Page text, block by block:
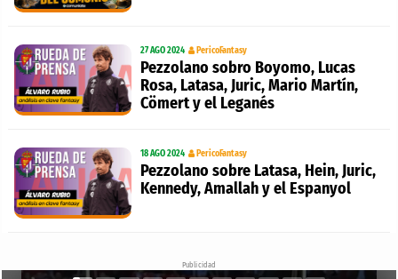
27 AGO 2024 PericoFantasy
Pezzolano sobro Boyomo, Lucas
Rosa, Latasa, Juric, Mario Martín,
Cömert y el Leganés
18 AGO 2024 PericoFantasy
Pezzolano sobre Latasa, Hein, Juric,
Kennedy, Amallah y el Espanyol
Publicidad